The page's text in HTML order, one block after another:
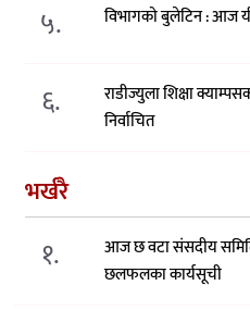
५. विभागको बुलेटिन : आज यी
६.
राडीज्युला शिक्षा
निर्वाचित
भर्खरै
१.
आज छ वटा संसदीय
छलफलका कार्यसूची